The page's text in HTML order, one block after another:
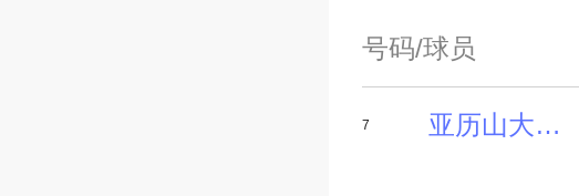
号码/球员
7 亚历山大-沃克